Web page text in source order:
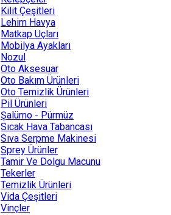
Kilit Çeşitleri
Lehim Havya
Matkap Uçları
Mobilya Ayakları
Nozul
Oto Aksesuar
Oto Bakım Ürünleri
Oto Temizlik Ürünleri
Pil Ürünleri
Şalümo - Pürmüz
Sıcak Hava Tabancası
Sıva Serpme Makinesi
Sprey Ürünler
Tamir Ve Dolgu Macunu
Tekerler
Temizlik Ürünleri
Vida Çeşitleri
Vinçler